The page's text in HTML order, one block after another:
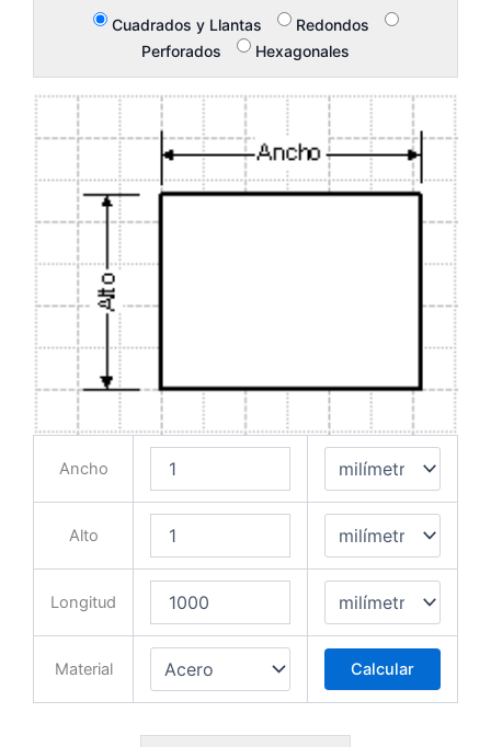
Cuadrados y Llantas
Redondos
Perforados
Hexagonales
Ancho
Alto
Longitud
Material Calcular